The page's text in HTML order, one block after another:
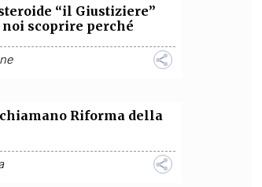
“il Giustiziere”
noi scoprire perché
Riforma della